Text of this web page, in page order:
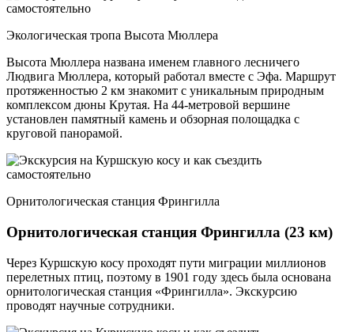
Экологическая тропа Высота Мюллера
Высота Мюллера названа именем главного лесничего
Людвига Мюллера, который работал вместе с Эфа. Маршрут
протяженностью 2 км знакомит с уникальным природным
комплексом дюны Крутая. На 44-метровой вершине
установлен памятный камень и обзорная полощадка с
круговой панорамой.
Орнитологическая станция Фрингилла
Орнитологическая станция Фрингилла (23 км)
Через Куршскую косу проходят пути миграции миллионов
перелетных птиц, поэтому в 1901 году здесь была основана
орнитологическая станция «Фрингилла». Экскурсию
проводят научные сотрудники.